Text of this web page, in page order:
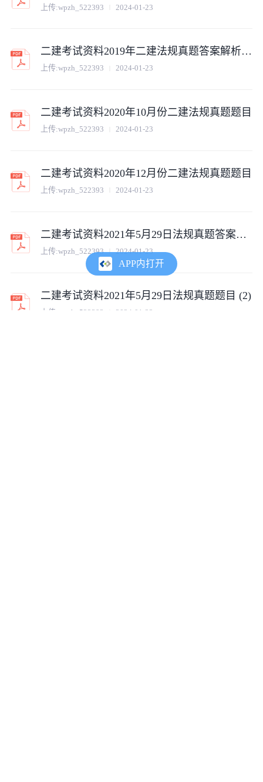
上传:wpzh_522393 2024-01-23
二建考试资料2019年二建法规真题答案解析 (2)
上传:wpzh_522393 2024-01-23
二建考试资料2020年10月份二建法规真题题目
上传:wpzh_522393 2024-01-23
二建考试资料2020年12月份二建法规真题题目
上传:wpzh_522393 2024-01-23
二建考试资料2021年5月29日法规真题答案解析
上传:wpzh_522393 2024-01-23
二建考试资料2021年5月29日法规真题题目 (2)
上传: wpzh_522393 2024-01-23
APP内打开